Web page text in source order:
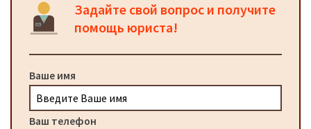
Задайте свой вопрос и получите
помощь юриста!
Ваше имя
Ваш телефон